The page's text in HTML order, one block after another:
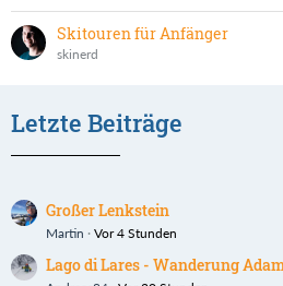
Skitouren für Anfänger
skinerd
Letzte Beiträge
Großer Lenkstein
Martin Vor 4 Stunden
Lago di Lares - Wanderung